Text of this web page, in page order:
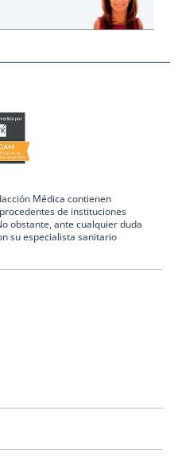
Médica contienen
de instituciones
obstante, ante cualquier duda
su especialista sanitario